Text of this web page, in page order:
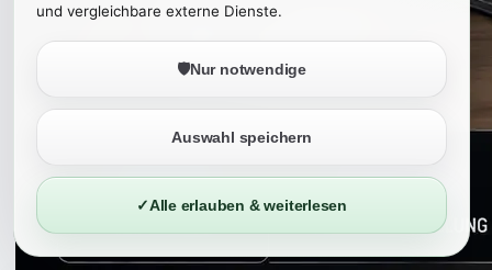
und vergleichbare externe Dienste.
🛡️Nur notwendige
Auswahl speichern
✓Alle erlauben & weiterlesen